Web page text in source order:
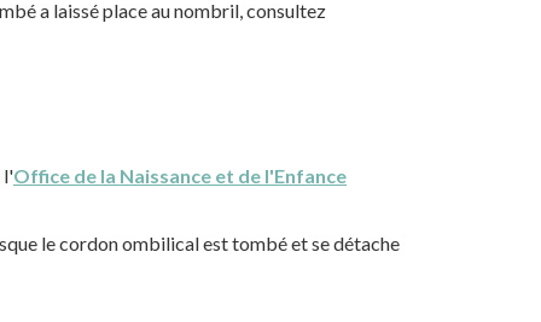
a laissé place au nombril, consultez
l'Office de la Naissance et de l'Enfance
le cordon ombilical est tombé et se détache